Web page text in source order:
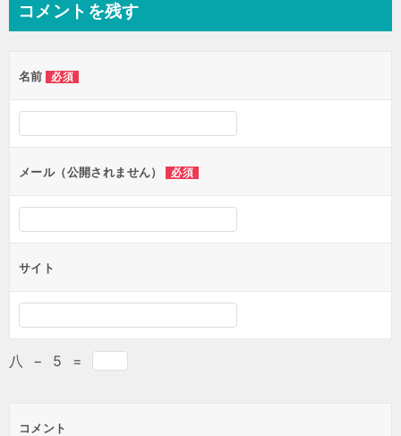
コメントを残す
名前 必須
メール（公開されません） 必須
サイト
八 − 5 =
コメント